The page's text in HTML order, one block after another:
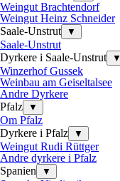
Weingut Brachtendorf
Weingut Heinz Schneider
Saale-Unstrut
▼
Saale-Unstrut
Dyrkere i Saale-Unstrut
▼
Winzerhof Gussek
Weinbau am Geiseltalsee
Andre Dyrkere
Pfalz
▼
Om Pfalz
Dyrkere i Pfalz
▼
Weingut Rudi Rüttger
Andre dyrkere i Pfalz
Spanien
▼